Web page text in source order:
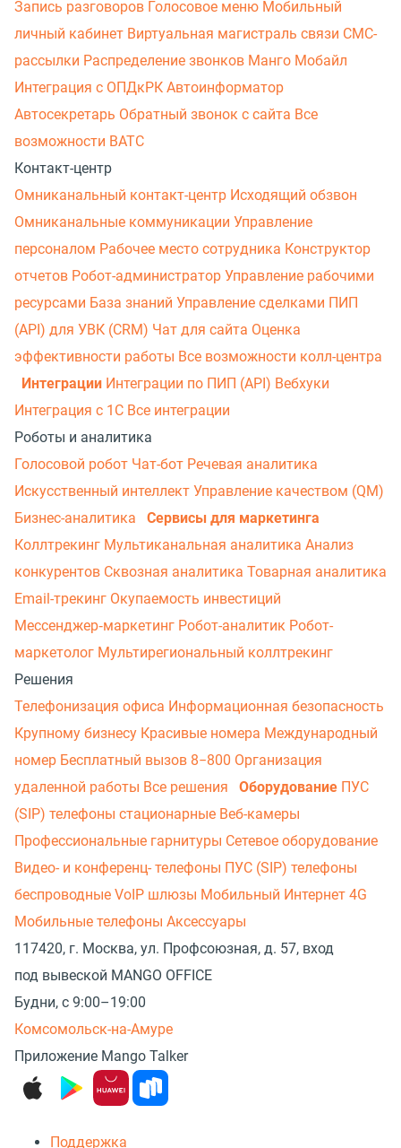
Запись разговоров Голосовое меню Мобильный
личный кабинет Виртуальная магистраль связи СМС-
рассылки Распределение звонков Манго Мобайл
Интеграция с ОПДкРК Автоинформатор
Автосекретарь Обратный звонок с сайта Все
возможности ВАТС
Контакт-центр
Омниканальный контакт-центр Исходящий обзвон
Омниканальные коммуникации Управление
персоналом Рабочее место сотрудника Конструктор
отчетов Робот-администратор Управление рабочими
ресурсами База знаний Управление сделками ПИП
(API) для УВК (CRM) Чат для сайта Оценка
эффективности работы Все возможности колл-центра
Интеграции Интеграции по ПИП (API) Вебхуки
Интеграция с 1С Все интеграции
Роботы и аналитика
Голосовой робот Чат-бот Речевая аналитика
Искусственный интеллект Управление качеством (QM)
Бизнес-аналитика
Сервисы для маркетинга
Коллтрекинг Мультиканальная аналитика Анализ
конкурентов Сквозная аналитика Товарная аналитика
Email-трекинг Окупаемость инвестиций
Мессенджер‑маркетинг Робот-аналитик Робот-
маркетолог Мультирегиональный коллтрекинг
Решения
Телефонизация офиса Информационная безопасность
Крупному бизнесу Красивые номера Международный
номер Бесплатный вызов 8−800 Организация
удаленной работы Все решения Оборудование ПУС
(SIP) телефоны стационарные Веб-камеры
Профессиональные гарнитуры Сетевое оборудование
Видео- и конференц- телефоны ПУС (SIP) телефоны
беспроводные VoIP шлюзы Мобильный Интернет 4G
Мобильные телефоны Аксессуары
117420, г. Москва, ул. Профсоюзная, д. 57, вход
под вывеской MANGO OFFICE
Будни, с 9:00–19:00
Комсомольск-на-Амуре
Приложение Mango Talker
Поддержка